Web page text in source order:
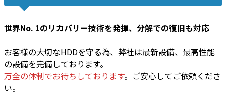
世界No. 1のリカバリー技術を発揮、 分解での復旧も対応
お客様の大切なHDDを守る為、弊社は最新設備、最高性能
の設備を完備しております。
万全の体制でお待ちしております。ご安心してご依頼くださ
い。